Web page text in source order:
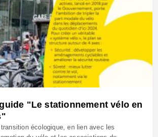
"Le stationnement vélo en
écologique, en lien avec les